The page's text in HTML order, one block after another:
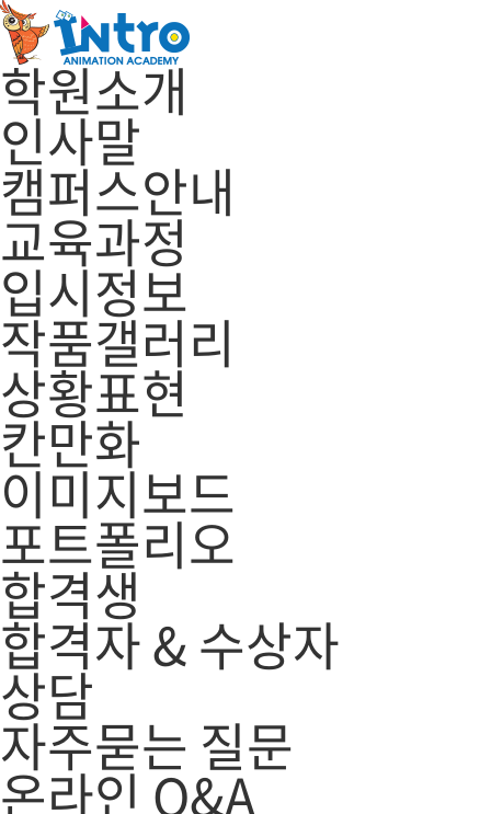
학원소개
인사말
캠퍼스안내
교육과정
입시정보
작품갤러리
상황표현
칸만화
이미지보드
포트폴리오
합격생
합격자 & 수상자
상담
자주묻는 질문
온라인 Q&A